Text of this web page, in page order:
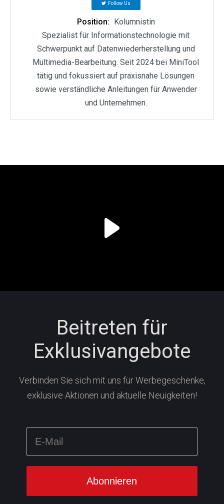
Follow Us
Position: Kolumnistin
Spezialist für Informationstechnologie mit
Schwerpunkt auf Datenwiederherstellung und
Multimedia-Bearbeitung. Seit 2024 bei MiniTool
tätig und fokussiert auf praxisnahe Lösungen
sowie verständliche Anleitungen für Anwender
und Unternehmen.
Beitreten für
Exklusivangebote
Verbinden Sie sich mit uns für Werbegeschenke,
exklusive Aktionen und aktuelle Neuigkeiten!